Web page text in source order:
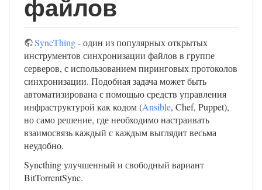
файлов
SyncThing- один из популярных открытых
инструментов синхронизации файлов в группе
серверов, с использованием пиринговых протоколов
синхронизации. Подобная задача может быть
автоматизирована с помощью средств управления
инфраструктурой как кодом (Ansible, Chef, Puppet),
но само решение, где необходимо настраивать
взаимосвязь каждый с каждым выглядит весьма
неудобно.
Syncthing улучшенный и свободный вариант
BitTorrentSync.